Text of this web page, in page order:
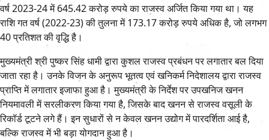
वर्ष 2023-24 में 645.42 करोड़ रुपये का राजस्व अर्जित किया गया था। यह
राशि गत वर्ष (2022-23) की तुलना में 173.17 करोड़ रुपये अधिक है, जो लगभग
40 प्रतिशत की वृद्धि है।
मुख्यमंत्री श्री पुष्कर सिंह धामी द्वारा कुशल राजस्व प्रबंधन पर लगातार बल दिया
जाता रहा है। उनके विजन के अनुरूप भूतत्व एवं खनिकर्म निदेशालय द्वारा राजस्व
प्राप्ति में लगातार इजाफा हुआ है। मुख्यमंत्री के निर्देश पर उपखनिज खनन
नियमावली में सरलीकरण किया गया है, जिसके बाद खनन से राजस्व वसूली के
रिकॉर्ड टूटने लगे हैं। इन सुधारों से न केवल खनन उद्योग में पारदर्शिता आई है,
बल्कि राजस्व में भी बड़ा योगदान हुआ है।